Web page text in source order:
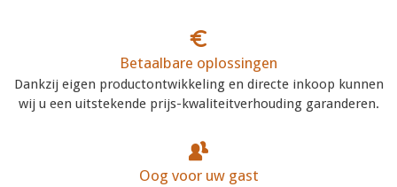
Betaalbare oplossingen
Dankzij eigen productontwikkeling en directe inkoop kunnen
wij u een uitstekende prijs-kwaliteitverhouding garanderen.
Oog voor uw gast